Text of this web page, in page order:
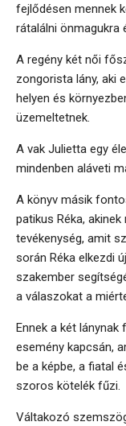
fejlődésen mennek
rátalálni önmagukra
A regény két női
zongorista lány, aki
helyen és
üzemeltetnek.
A vak Julietta egy
mindenben aláveti
A könyv másik
patikus Réka,
tevékenység, amit
során Réka elkezdi
szakember
a válaszokat a
Ennek a két
esemény kapcsán,
be a képbe, a fiatal
szoros kötelék fűzi.
Váltakozó